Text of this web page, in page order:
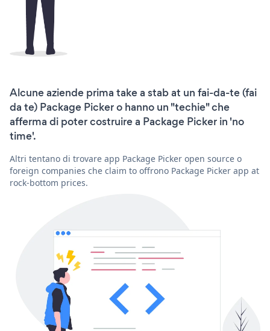
Alcune aziende prima take a stab at un fai-da-te (fai
da te) Package Picker o hanno un "techie" che
afferma di poter costruire a Package Picker in 'no
time'.
Altri tentano di trovare app Package Picker open source o
foreign companies che claim to offrono Package Picker app at
rock-bottom prices.